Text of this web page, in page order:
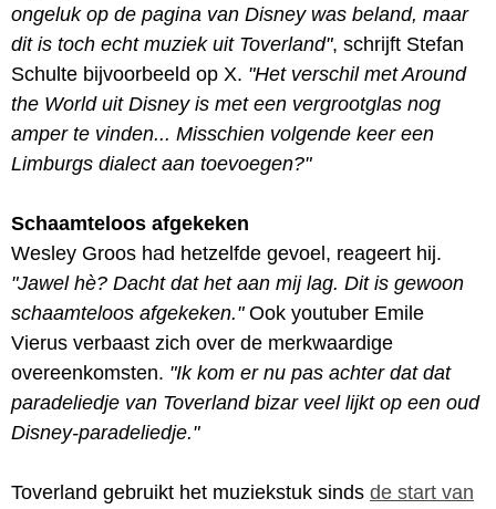
ongeluk op de pagina van Disney was beland, maar
dit is toch echt muziek uit Toverland", schrijft Stefan
Schulte bijvoorbeeld op X. "Het verschil met Around
the World uit Disney is met een vergrootglas nog
amper te vinden... Misschien volgende keer een
Limburgs dialect aan toevoegen?"
Schaamteloos afgekeken
Wesley Groos had hetzelfde gevoel, reageert hij.
"Jawel hè? Dacht dat het aan mij lag. Dit is gewoon
schaamteloos afgekeken."Ook youtuber Emile
Vierus verbaast zich over de merkwaardige
overeenkomsten. "Ik kom er nu pas achter dat dat
paradeliedje van Toverland bizar veel lijkt op een oud
Disney-paradeliedje."
Toverland gebruikt het muziekstuk sinds de start van